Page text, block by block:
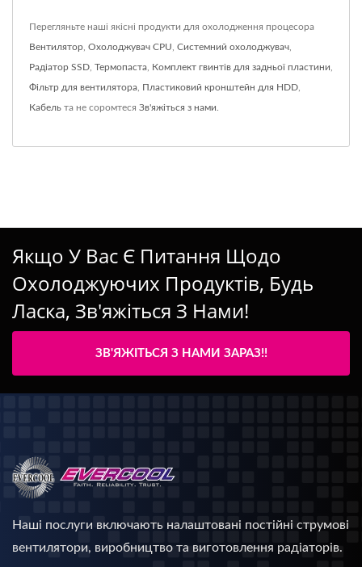
Перегляньте наші якісні продукти для охолодження процесора
Вентилятор Охолоджувач CPU Системний охолоджувач
Радіатор SSD Термопаста Комплект гвинтів для задньої пластини
Фільтр для вентилятора Пластиковий кронштейн для HDD
Кабель та не соромтеся Зв'яжіться з нами
Якщо У Вас Є Питання Щодо
Охолоджуючих Продуктів, Будь
Ласка, Зв'яжіться З Нами!
ЗВ'ЯЖІТЬСЯ З НАМИ ЗАРАЗ!!
Наші послуги включають налаштовані постійні струмові
вентилятори, виробництво та виготовлення радіаторів.